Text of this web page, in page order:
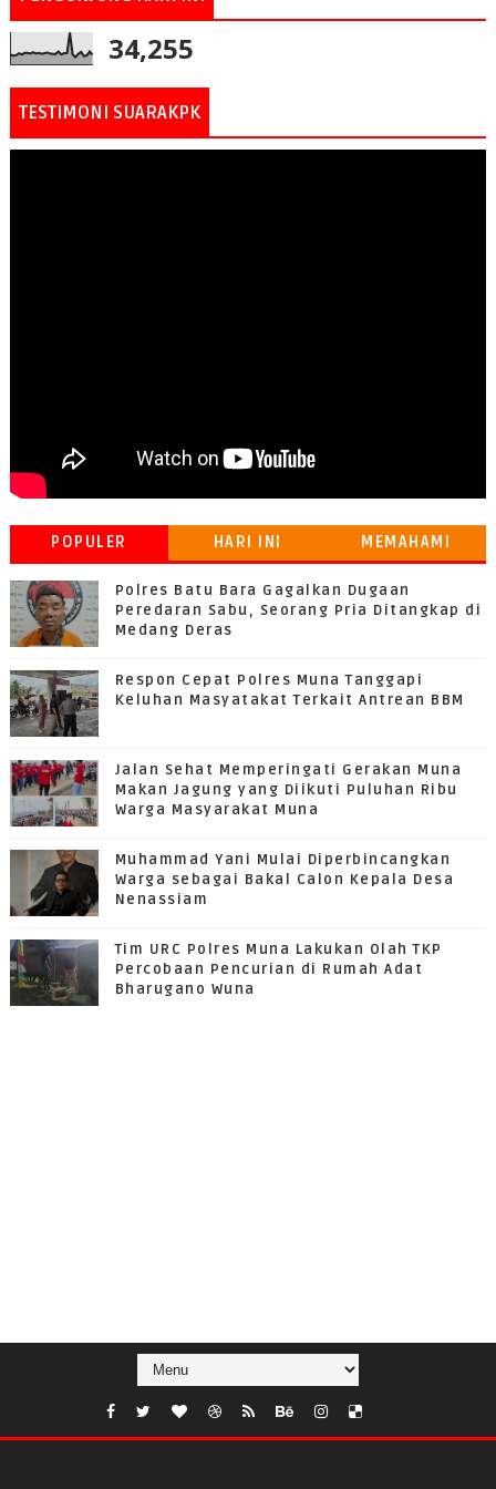
34,255
TESTIMONI SUARAKPK
POPULER HARI INI
MEMAHAMI
Polres Batu Bara Gagalkan Dugaan
Peredaran Sabu, Seorang Pria Ditangkap di
Medang Deras
Respon Cepat Polres Muna Tanggapi
Keluhan Masyatakat Terkait Antrean BBM
Jalan Sehat Memperingati Gerakan Muna
Makan Jagung yang Diikuti Puluhan Ribu
Warga Masyarakat Muna
Muhammad Yani Mulai Diperbincangkan
Warga sebagai Bakal Calon Kepala Desa
Nenassiam
Tim URC Polres Muna Lakukan Olah TKP
Percobaan Pencurian di Rumah Adat
Bharugano Wuna